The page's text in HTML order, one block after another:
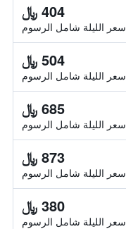
404 ﷼
سعر الليلة شامل الرسوم
504 ﷼
سعر الليلة شامل الرسوم
685 ﷼
سعر الليلة شامل الرسوم
873 ﷼
سعر الليلة شامل الرسوم
380 ﷼
سعر الليلة شامل الرسوم